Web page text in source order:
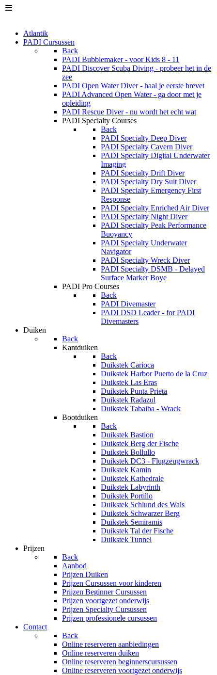
Atlantik
PADI Cursussen
Back
PADI Bubblemaker - voor Kids 8 - 11
PADI Discover Scuba Diving - probeer het in de
zee
PADI Open Water Diver - haal je eerste brevet
PADI Advanced Open Water - ga door met je
opleiding
PADI Rescue Diver - nu wordt het echt wat
PADI Specialty Courses
Back
PADI Specialty Deep Diver
PADI Specialty Cavern Diver
PADI Specialty Digital Underwater
Imaging
PADI Specialty Drift Diver
PADI Specialty Dry Suit Diver
PADI Specialty Emergency First
Response
PADI Specialty Enriched Air Diver
PADI Specialty Night Diver
PADI Specialty Peak Performance
Buoyancy
PADI Specialty Underwater
Navigator
PADI Specialty Wreck Diver
PADI Specialty DSMB - Delayed
Surface Marker Boye
PADI Pro Courses
Back
PADI Divemaster
PADI DSD Leader - for PADI
Divemasters
Duiken
Back
Kantduiken
Back
Duikstek Carioca
Duikstek Harbor Puerto de la Cruz
Duikstek Las Eras
Duikstek Punta Prieta
Duikstek Radazul
Duikstek Tabaiba - Wrack
Bootduiken
Back
Duikstek Bastion
Duikstek Berg der Fische
Duikstek Bollullo
Duikstek DC3 - Flugzeugwrack
Duikstek Kamin
Duikstek Kathedrale
Duikstek Labyrinth
Duikstek Portillo
Duikstek Schlund des Wals
Duikstek Schwarzer Berg
Duikstek Semiramis
Duikstek Tal der Fische
Duikstek Tunnel
Prijzen
Back
Aanbod
Prijzen Duiken
Prijzen Cursussen voor kinderen
Prijzen Beginner Cursussen
Prijzen voortgezet onderwijs
Prijzen Specialty Cursussen
Prijzen professionele cursussen
Contact
Back
Online reserveren aanbiedingen
Online reserveren duiken
Online reserveren beginnerscursussen
Online reserveren voortgezet onderwijs